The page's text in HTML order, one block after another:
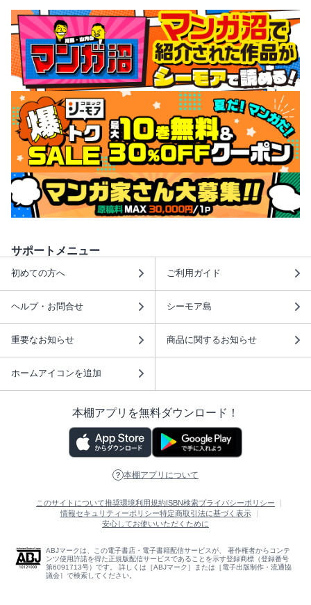
サポートメニュー
初めての方へ ご利用ガイド
ヘルプ・お問合せ シーモア島
重要なお知らせ 商品に関するお知らせ
ホームアイコンを追加
本棚アプリを無料ダウンロード！
本棚アプリについて
このサイトについて推奨環境利用規約ISBN検索プライバシーポリシー
情報セキュリティーポリシー特定商取引法に基づく表示
安心してお使いいただくために
ABJマークは、この電子書店・電子書籍配信サービスが、 著作権者からコンテ
ンツ使用許諾を得た正規版配信サービスであることを示す登録商標（登録番号
第6091713号）です。 詳しくは［ABJマーク］または［電子出版制作・流通協
議会］で検索してください。